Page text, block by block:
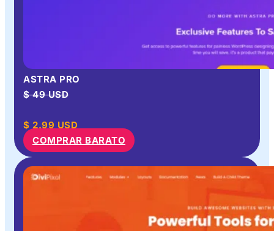
ASTRA PRO
$ 49 USD
$ 2.99 USD
COMPRAR BARATO